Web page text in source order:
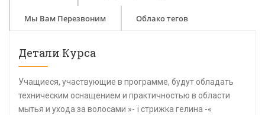
Мы Вам Перезвоним Облако тегов
Детали Курса
Учащиеся, участвующие в программе, будут обладать
техническим оснащением и практичностью в области
мытья и ухода за волосами »- ï стрижка гелина -«